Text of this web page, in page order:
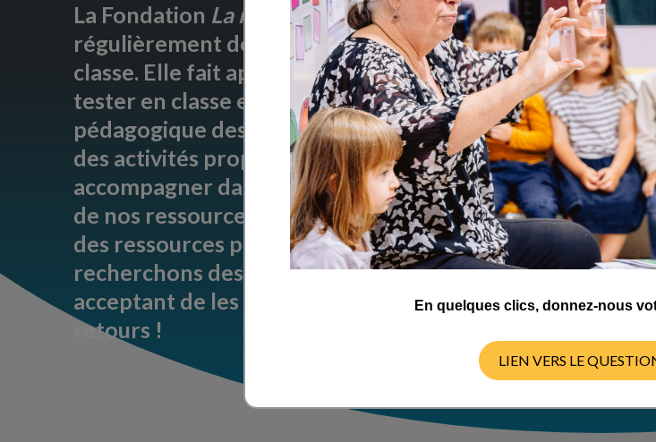
La Fondation La main à la pâteproduit
régulièrement de nouvelles ressources pour la
classe. Elle fait appel à des enseignants pour les
tester en classe et garantir ainsi la qualité
pédagogique des contenus et le bon déroulé
des activités proposées. Pour nous
accompagner dans le processus de validation
de nos ressources, vous trouverez ci-dessous
des ressources pour lesquelles nous
recherchons des enseignants volontaires,
acceptant de les tester et de nous faire leurs
retours !
En quelques clics, donnez-nous
LIEN VERS LE